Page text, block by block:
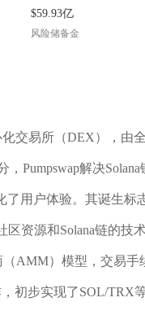
$59.93亿
风险储备金
交易所（DEX），由
Pumpswap解决
用户体验。其诞生标
资源和Solana链的技
AMM）模型，交易手
初步实现了SOL/TRX